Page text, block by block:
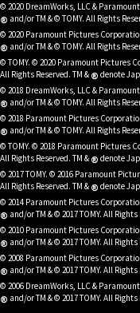
© 2020 DreamWorks, LLC &
® and/or TM & © TOMY. All Rights
© 2020 Paramount Pictures
® and/or TM & © TOMY. All Rights
© TOMY. © 2020 Paramount Pictures
All Rights Reserved. TM & ® denote
© 2018 DreamWorks, LLC &
® and/or TM & © TOMY. All Rights
© 2018 Paramount Pictures
® and/or TM & © TOMY. All Rights
© TOMY. © 2018 Paramount Pictures
All Rights Reserved. TM & ® denote
© 2017 TOMY. © 2016 Paramount
All Rights Reserved. TM & ® denote
© 2014 Paramount Pictures
® and/or TM & © 2017 TOMY. All Rights
© 2010 Paramount Pictures
® and/or TM & © 2017 TOMY. All Rights
© 2008 Paramount Pictures
® and/or TM & © 2017 TOMY. All Rights
© 2006 DreamWorks, LLC &
® and/or TM & © 2017 TOMY. All Rights